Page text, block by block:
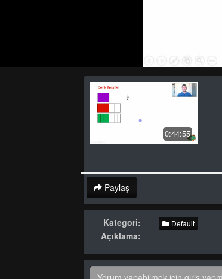
0:44:55
Paylaş
Kategori: Default
Açıklama: